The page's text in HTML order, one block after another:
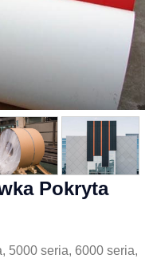
Pokryta
5000 seria, 6000 seria,